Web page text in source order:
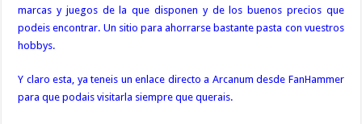
marcas y juegos de la que disponen y de los buenos precios que
podeis encontrar. Un sitio para ahorrarse bastante pasta con vuestros
hobbys.
Y claro esta, ya teneis un enlace directo a Arcanum desde FanHammer
para que podais visitarla siempre que querais.